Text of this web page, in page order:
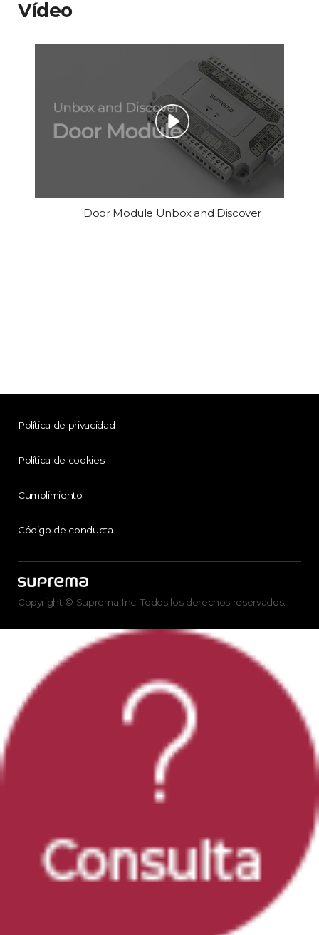
Vídeo
Door Module Unbox and Discover
Política de privacidad
Política de cookies
Cumplimiento
Código de conducta
Copyright © Suprema Inc. Todos los derechos reservados.